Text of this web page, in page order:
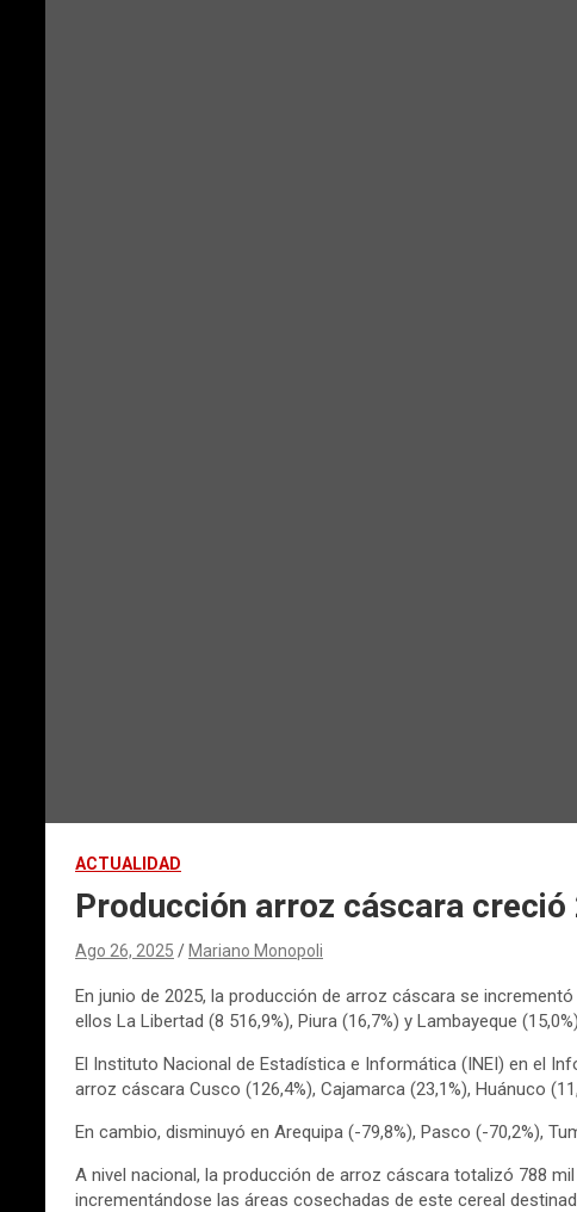
ACTUALIDAD
Producción arroz cáscara
Ago 26, 2025 Mariano Monopoli
En junio de 2025, la producción de arroz cáscara se
ellos La Libertad (8 516,9%), Piura (16,7%) y Lambayeque
El Instituto Nacional de Estadística e Informática (INEI) en el
arroz cáscara Cusco (126,4%), Cajamarca (23,1%), Huánuco
En cambio, disminuyó en Arequipa (-79,8%), Pasco (-70,2%),
A nivel nacional, la producción de arroz cáscara totalizó 788
incrementándose las áreas cosechadas de este cereal